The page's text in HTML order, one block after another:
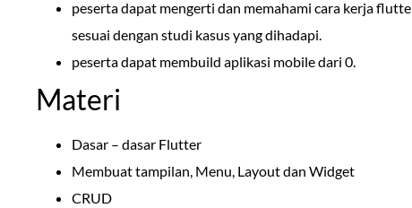
peserta dapat mengerti dan memahami cara kerja
sesuai dengan studi kasus yang dihadapi.
peserta dapat membuild aplikasi mobile dari 0.
Materi
Dasar – dasar Flutter
Membuat tampilan, Menu, Layout dan Widget
CRUD